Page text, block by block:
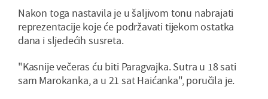
Nakon toga nastavila je u šaljivom tonu nabrajati
reprezentacije koje će podržavati tijekom ostatka
dana i sljedećih susreta.
"Kasnije večeras ću biti Paragvajka. Sutra u 18 sati
sam Marokanka, a u 21 sat Haićanka", poručila je.